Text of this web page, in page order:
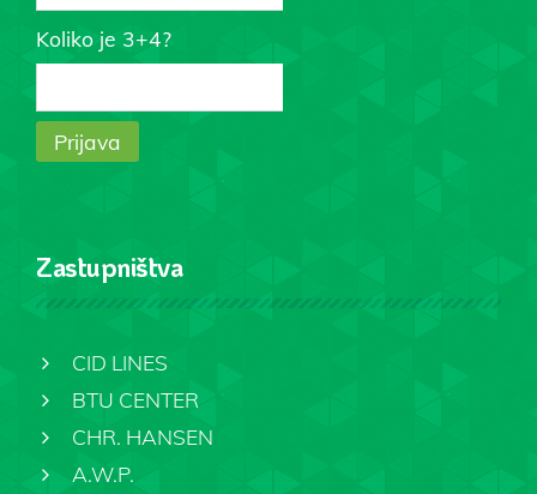
Koliko je 3+4?
Zastupništva
CID LINES
BTU CENTER
CHR. HANSEN
A.W.P.